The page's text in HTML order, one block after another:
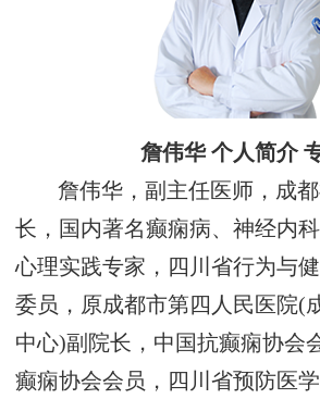
詹伟华 个人简介
詹伟华，副主任医师，成
长，国内著名癫痫病、神经内
心理实践专家，四川省行为与
委员，原成都市第四人民医院(
中心)副院长，中国抗癫痫协会
癫痫协会会员，四川省预防医